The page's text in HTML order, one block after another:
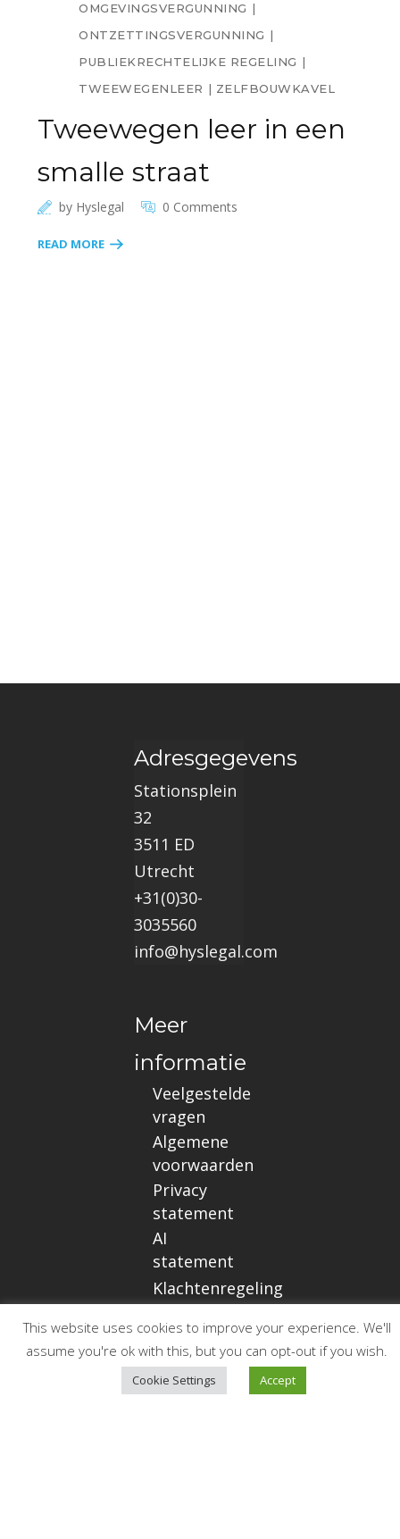
OMGEVINGSVERGUNNING
ONTZETTINGSVERGUNNING
PUBLIEKRECHTELIJKE REGELING
TWEEWEGENLEER
ZELFBOUWKAVEL
Tweewegen leer in een
smalle straat
by Hyslegal 0 Comments
READ MORE
Adresgegevens
Stationsplein
32
3511 ED
Utrecht
+31(0)30-
3035560
info@hyslegal.com
Meer
informatie
Veelgestelde
vragen
Algemene
voorwaarden
Privacy
statement
AI
statement
Klachtenregeling
Op de
hoogte
This website uses cookies to improve your experience. We'll
assume you're ok with this, but you can opt-out if you wish.
Cookie Settings Accept